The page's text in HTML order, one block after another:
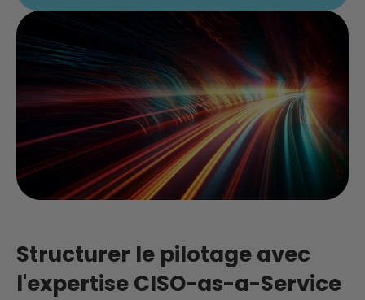
Structurer le pilotage avec
l'expertise CISO-as-a-Service